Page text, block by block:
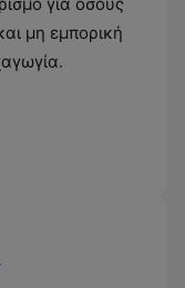
μη εμπορική